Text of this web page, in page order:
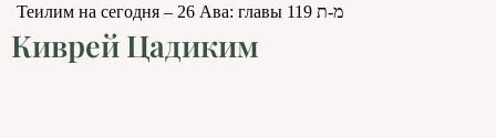
Теилим на сегодня – 26 Ава: главы 119 מ-ת
Киврей Цадиким